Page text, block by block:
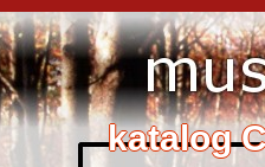
katalog
katalog
katalog
katalog
katalog